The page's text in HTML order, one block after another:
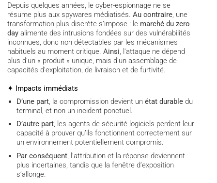
Depuis quelques années, le cyber-espionnage ne se
résume plus aux spywares médiatisés. Au contraire, une
transformation plus discrète s’impose : le marché du zero
day alimente des intrusions fondées sur des vulnérabilités
inconnues, donc non détectables par les mécanismes
habituels au moment critique. Ainsi, l’attaque ne dépend
plus d’un « produit » unique, mais d’un assemblage de
capacités d’exploitation, de livraison et de furtivité.
✦ Impacts immédiats
D’une part , la compromission devient unétat durable du
terminal, et non un incident ponctuel.
D’autre part, les agents de sécurité logiciels perdent leur
capacité à prouver qu’ils fonctionnent correctement sur
un environnement potentiellement compromis.
Par conséquent, l’attribution et la réponse deviennent
plus incertaines, tandis que la fenêtre d’exposition
s’allonge.